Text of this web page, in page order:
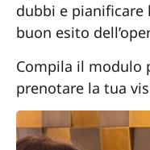
dubbi e
buon esito
Compila il modulo
prenotare la tua